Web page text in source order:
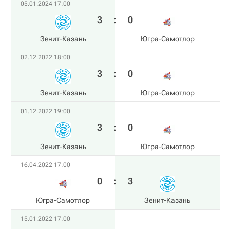
05.01.2024 17:00
Зенит-Казань
3 : 0
Югра-Самотлор
02.12.2022 18:00
Зенит-Казань
3 : 0
Югра-Самотлор
01.12.2022 19:00
Зенит-Казань
3 : 0
Югра-Самотлор
16.04.2022 17:00
Югра-Самотлор
0 : 3
Зенит-Казань
15.01.2022 17:00